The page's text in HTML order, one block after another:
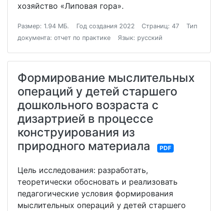
хозяйство «Липовая гора».
Размер: 1.94 МБ. Год создания 2022 Страниц: 47
Тип
документа: отчет по практике
Язык: русский
Формирование мыслительных
операций у детей старшего
дошкольного возраста с
дизартрией в процессе
конструирования из
природного материала
PDF
Цель исследования: разработать,
теоретически обосновать и реализовать
педагогические условия формирования
мыслительных операций у детей старшего